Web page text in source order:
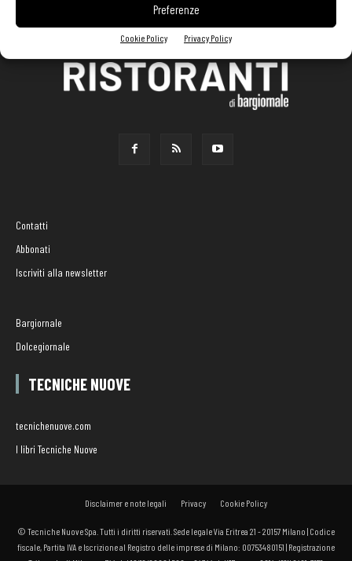
Preferenze
Cookie Policy Privacy Policy
Contatti
Abbonati
Iscriviti alla newsletter
Bargiornale
Dolcegiornale
TECNICHE NUOVE
tecnichenuove.com
I libri Tecniche Nuove
Disclaimer e note legali Privacy Cookie Policy
© Tecniche Nuove Spa. Tutti i diritti riservati. Sede legale Via Eritrea 21 - 20157 Milano | Codice
fiscale, Partita IVA e Iscrizione al Registro delle imprese di Milano: 00753480151 | Registrazione